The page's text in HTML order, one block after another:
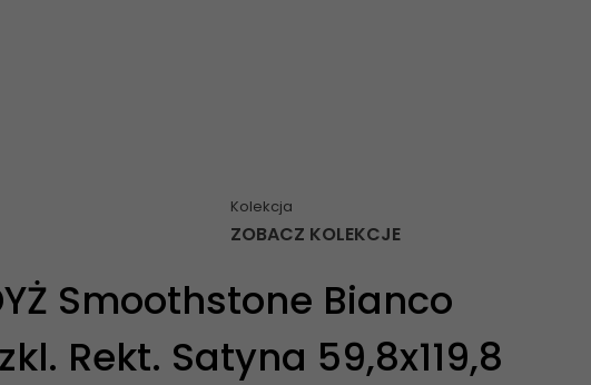
Kolekcja
ZOBACZ KOLEKCJE
Smoothstone Bianco
Rekt. Satyna 59,8x119,8